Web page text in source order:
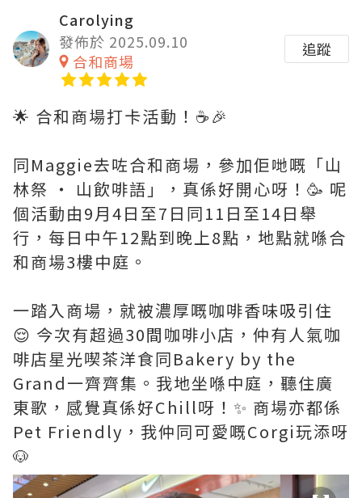
Carolying
發佈於 2025.09.10
合和商場
追蹤
🌟 合和商場打卡活動！☕️🎉
同Maggie去咗合和商場，參加佢哋嘅「山
林祭 ‧ 山飲啡語」，真係好開心呀！🥳 呢
個活動由9月4日至7日同11日至14日舉
行，每日中午12點到晚上8點，地點就喺合
和商場3樓中庭。
一踏入商場，就被濃厚嘅咖啡香味吸引住
😌 今次有超過30間咖啡小店，仲有人氣咖
啡店星光喫茶洋食同Bakery by the
Grand一齊齊集。我地坐喺中庭，聽住廣
東歌，感覺真係好Chill呀！✨ 商場亦都係
Pet Friendly，我仲同可愛嘅Corgi玩添呀
🐶